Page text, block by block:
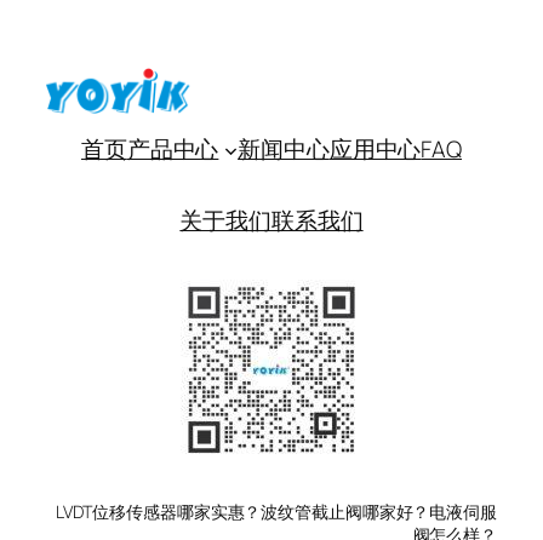
首页产品中心 新闻中心应用中心FAQ
关于我们联系我们
LVDT位移传感器哪家实惠？波纹管截止阀哪家好？电液伺服
阀怎么样？